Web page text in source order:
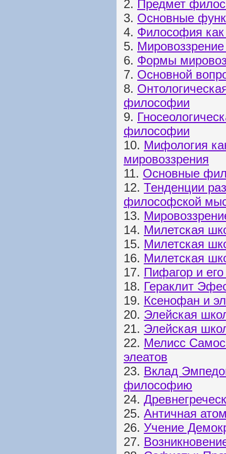
2. Предмет
3. Основные
4. Философия как
5.
6. Формы
7. Основной
8.
философии
9.
философии
10. Мифология
мировоззрения
11. Основные
12. Тенденции
философской
13.
14. Милетская
15. Милетская
16. Милетская
17. Пифагор и
18. Гераклит
19. Ксенофан и
20. Элейская
21. Элейская
22. Мелисс
элеатов
23. Вклад
философию
24.
25. Античная
26. Учение
27.